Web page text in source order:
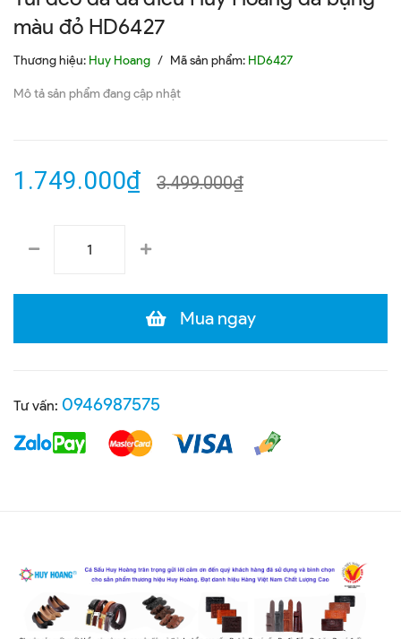
màu đỏ HD6427
Thương hiệu: Huy Hoang / Mã sản phẩm: HD6427
Mô tả sản phẩm đang cập nhật
1.749.000₫ 3.499.000₫
Mua ngay
Tư vấn: 0946987575